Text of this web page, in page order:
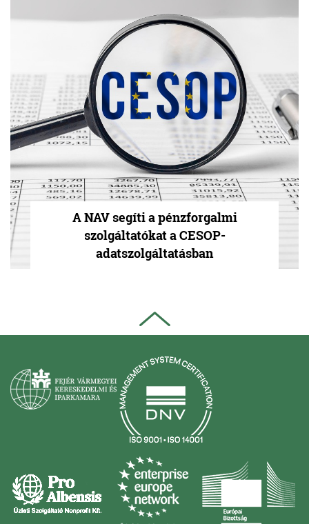
A NAV segíti a pénzforgalmi
szolgáltatókat a CESOP-
adatszolgáltatásban